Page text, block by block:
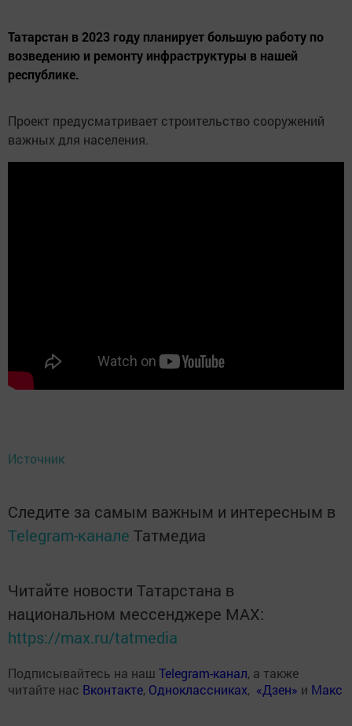
Татарстан в 2023 году планирует большую работу по
возведению и ремонту инфраструктуры в нашей
республике.
Проект предусматривает строительство сооружений
важных для населения.
Источник
Следите за самым важным и интересным в
Telegram-канале Татмедиа
Читайте новости Татарстана в
национальном мессенджере MАХ:
https://max.ru/tatmedia
Подписывайтесь на наш Telegram-канал, а также
читайте нас Вконтакте, Одноклассниках, «Дзен» и Макс